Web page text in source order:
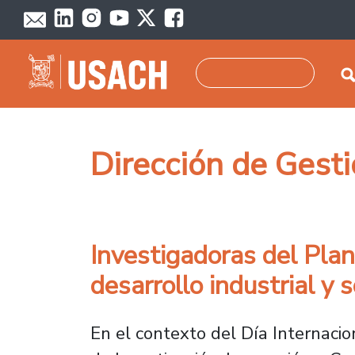
Pasar al contenido principal
Dirección de
Investigadoras del
desarrollo industrial y
En el contexto del Día